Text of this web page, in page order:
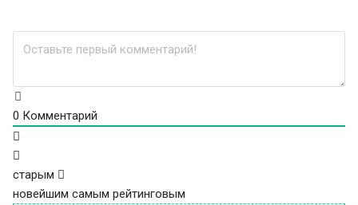
0 Комментарий
старым
новейшим самым рейтинговым